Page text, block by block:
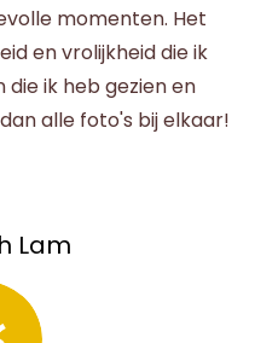
momenten. Het
en vrolijkheid die ik
die ik heb gezien en
alle foto's bij elkaar!
Lam